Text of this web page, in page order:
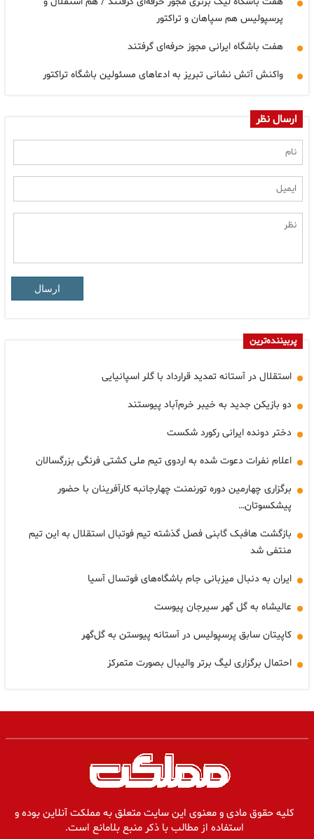
پرسپولیس هم سپاهان و تراکتور
هفت باشگاه ایرانی مجوز حرفه‌ای گرفتند
واکنش آتش نشانی تبریز به ادعاهای مسئولین باشگاه تراکتور
ارسال نظر
ارسال
پربیننده‌ترین
استقلال در آستانه تمدید قرارداد با گلر اسپانیایی
دو بازیکن جدید به خیبر خرم‌آباد پیوستند
دختر دونده ایرانی رکورد شکست
اعلام نفرات دعوت شده به اردوی تیم ملی کشتی فرنگی بزرگسالان
برگزاری چهارمین دوره تورنمنت چهارجانبه کارآفرینان با حضور
پیشکسوتان…
بازگشت هافبک گابنی فصل گذشته تیم فوتبال استقلال به این تیم
منتفی شد
ایران به دنبال میزبانی جام باشگاه‌های فوتسال آسیا
عالیشاه به گل گهر سیرجان پیوست
کاپیتان سابق پرسپولیس در آستانه پیوستن به گل‌گهر
احتمال برگزاری لیگ برتر والیبال بصورت متمرکز
کلیه حقوق مادی و معنوی این سایت متعلق به مملکت آنلاین بوده و
استفاده از مطالب با ذکر منبع بلامانع است.